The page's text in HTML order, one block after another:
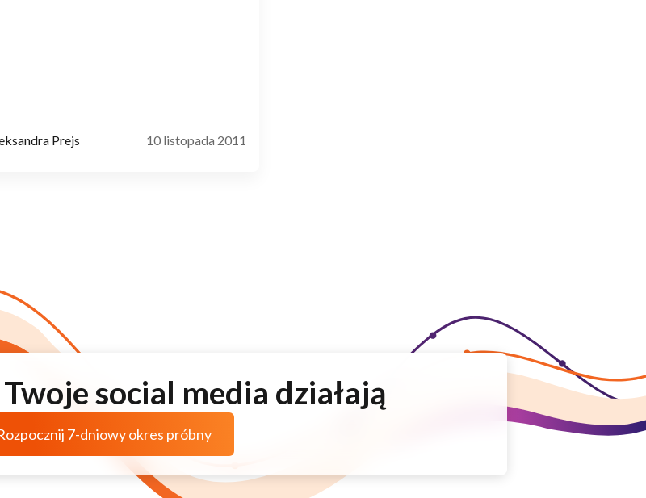
Prejs 10 listopada 2011
social media działają
7-dniowy okres próbny